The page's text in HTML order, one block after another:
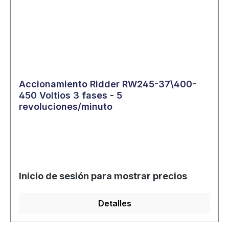
Accionamiento Ridder RW245-37\400-
450 Voltios 3 fases - 5
revoluciones/minuto
Inicio de sesión para mostrar precios
Detalles